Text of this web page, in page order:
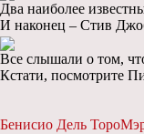
Два наиболее
И наконец – Стив
Все слышали о том,
Кстати, посмотрите
Бенисио Дель Торо